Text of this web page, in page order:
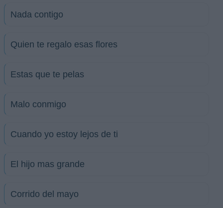
Nada contigo
Quien te regalo esas flores
Estas que te pelas
Malo conmigo
Cuando yo estoy lejos de ti
El hijo mas grande
Corrido del mayo